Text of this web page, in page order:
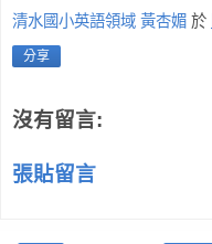
清水國小英語領域 黃杏媚 於
分享
沒有留言:
張貼留言